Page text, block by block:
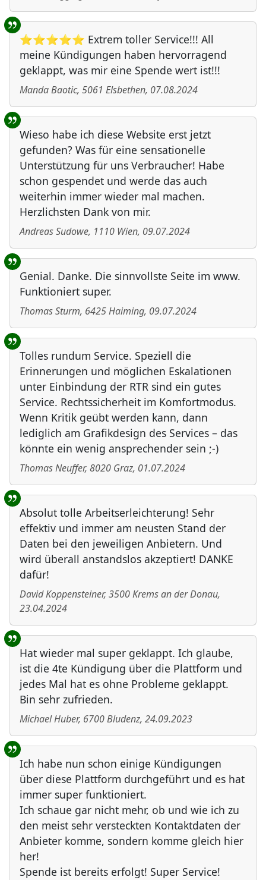
⭐⭐⭐⭐⭐ Extrem toller Service!!! All
meine Kündigungen haben hervorragend
geklappt, was mir eine Spende wert ist!!!
Manda Baotic, 5061 Elsbethen, 07.08.2024
Wieso habe ich diese Website erst jetzt
gefunden? Was für eine sensationelle
Unterstützung für uns Verbraucher! Habe
schon gespendet und werde das auch
weiterhin immer wieder mal machen.
Herzlichsten Dank von mir.
Andreas Sudowe, 1110 Wien, 09.07.2024
Genial. Danke. Die sinnvollste Seite im www.
Funktioniert super.
Thomas Sturm, 6425Haiming, 09.07.2024
Tolles rundum Service. Speziell die
Erinnerungen und möglichen Eskalationen
unter Einbindung der RTR sind ein gutes
Service. Rechtssicherheit im Komfortmodus.
Wenn Kritik geübt werden kann, dann
lediglich am Grafikdesign des Services – das
könnte ein wenig ansprechender sein ;-)
Thomas Neuffer, 8020 Graz, 01.07.2024
Absolut tolle Arbeitserleichterung! Sehr
effektiv und immer am neusten Stand der
Daten bei den jeweiligen Anbietern. Und
wird überall anstandslos akzeptiert! DANKE
dafür!
David Koppensteiner, 3500Krems an der Donau,
23.04.2024
Hat wieder mal super geklappt. Ich glaube,
ist die 4te Kündigung über die Plattform und
jedes Mal hat es ohne Probleme geklappt.
Bin sehr zufrieden.
Michael Huber, 6700Bludenz, 24.09.2023
Ich habe nun schon einige Kündigungen
über diese Plattform durchgeführt und es hat
immer super funktioniert.
Ich schaue gar nicht mehr, ob und wie ich zu
den meist sehr versteckten Kontaktdaten der
Anbieter komme, sondern komme gleich hier
her!
Spende ist bereits erfolgt! Super Service!